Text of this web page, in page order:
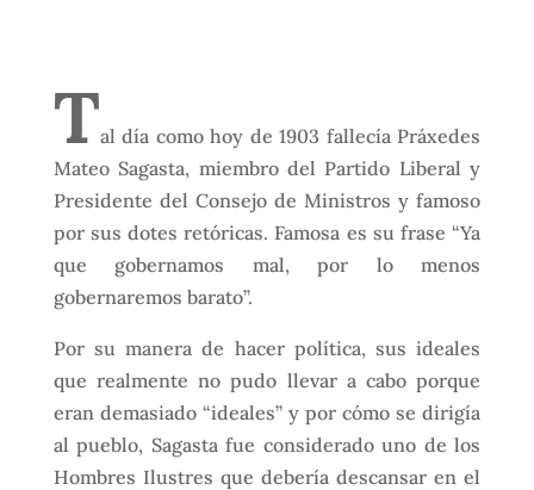
Tal día como hoy de 1903 fallecía Práxedes
Mateo Sagasta, miembro del Partido Liberal y
Presidente del Consejo de Ministros y famoso
por sus dotes retóricas. Famosa es su frase “Ya
que gobernamos mal, por lo menos
gobernaremos barato”.
Por su manera de hacer política, sus ideales
que realmente no pudo llevar a cabo porque
eran demasiado “ideales” y por cómo se dirigía
al pueblo, Sagasta fue considerado uno de los
Hombres Ilustres que debería descansar en el